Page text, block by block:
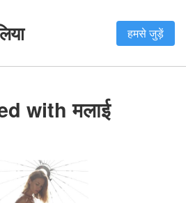
हमसे जुड़ें
with मलाई